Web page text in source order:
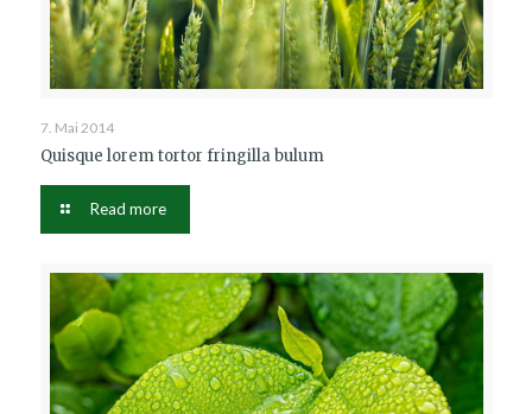
7. Mai 2014
Quisque lorem tortor fringilla bulum
Read more